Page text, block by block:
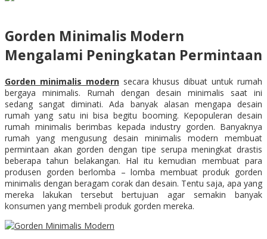
Gorden Minimalis Modern
Mengalami Peningkatan Permintaan
Gorden minimalis modernsecara khusus dibuat untuk rumah
bergaya minimalis. Rumah dengan desain minimalis saat ini
sedang sangat diminati. Ada banyak alasan mengapa desain
rumah yang satu ini bisa begitu booming. Kepopuleran desain
rumah minimalis berimbas kepada industry gorden. Banyaknya
rumah yang mengusung desain minimalis modern membuat
permintaan akan gorden dengan tipe serupa meningkat drastis
beberapa tahun belakangan. Hal itu kemudian membuat para
produsen gorden berlomba – lomba membuat produk gorden
minimalis dengan beragam corak dan desain. Tentu saja, apa yang
mereka lakukan tersebut bertujuan agar semakin banyak
konsumen yang membeli produk gorden mereka.